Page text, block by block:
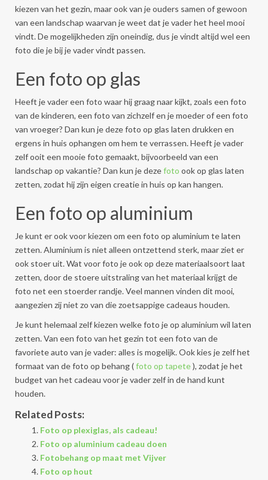
kiezen van het gezin, maar ook van je ouders samen of gewoon
van een landschap waarvan je weet dat je vader het heel mooi
vindt. De mogelijkheden zijn oneindig, dus je vindt altijd wel een
foto die je bij je vader vindt passen.
Een foto op glas
Heeft je vader een foto waar hij graag naar kijkt, zoals een foto
van de kinderen, een foto van zichzelf en je moeder of een foto
van vroeger? Dan kun je deze foto op glas laten drukken en
ergens in huis ophangen om hem te verrassen. Heeft je vader
zelf ooit een mooie foto gemaakt, bijvoorbeeld van een
landschap op vakantie? Dan kun je dezefoto ook op glas laten
zetten, zodat hij zijn eigen creatie in huis op kan hangen.
Een foto op aluminium
Je kunt er ook voor kiezen om een foto op aluminium te laten
zetten. Aluminium is niet alleen ontzettend sterk, maar ziet er
ook stoer uit. Wat voor foto je ook op deze materiaalsoort laat
zetten, door de stoere uitstraling van het materiaal krijgt de
foto net een stoerder randje. Veel mannen vinden dit mooi,
aangezien zij niet zo van die zoetsappige cadeaus houden.
Je kunt helemaal zelf kiezen welke foto je op aluminium wil laten
zetten. Van een foto van het gezin tot een foto van de
favoriete auto van je vader: alles is mogelijk. Ook kies je zelf het
formaat van de foto op behang (foto op tapete), zodat je het
budget van het cadeau voor je vader zelf in de hand kunt
houden.
Related Posts:
Foto op plexiglas, als cadeau!
Foto op aluminium cadeau doen
Fotobehang op maat met Vijver
Foto op hout